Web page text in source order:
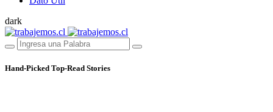
dark
Hand-Picked Top-Read Stories